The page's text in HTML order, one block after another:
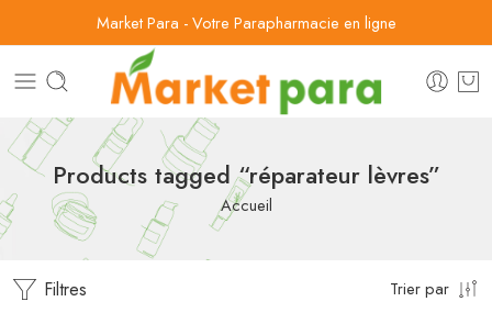
Market Para - Votre Parapharmacie en ligne
Products tagged “réparateur lèvres”
Accueil
Filtres Trier par